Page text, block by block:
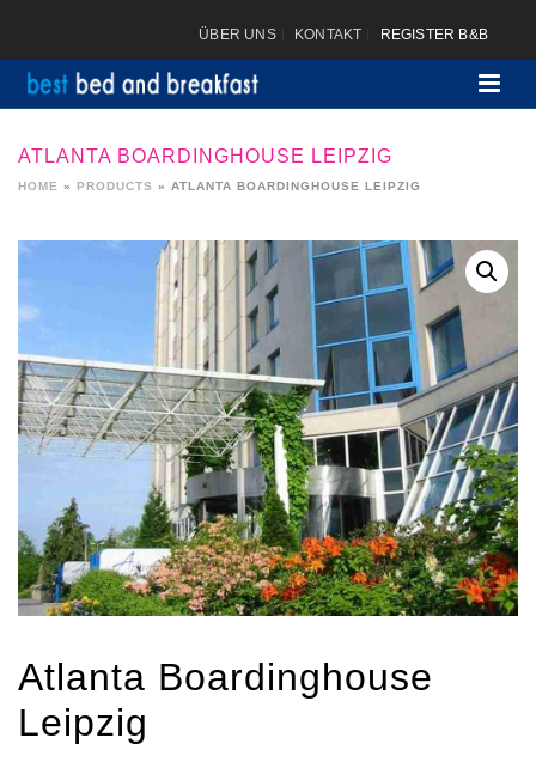
ÜBER UNS KONTAKT REGISTER B&B
ATLANTA BOARDINGHOUSE LEIPZIG
HOME » PRODUCTS » ATLANTA BOARDINGHOUSE LEIPZIG
Atlanta Boardinghouse
Leipzig